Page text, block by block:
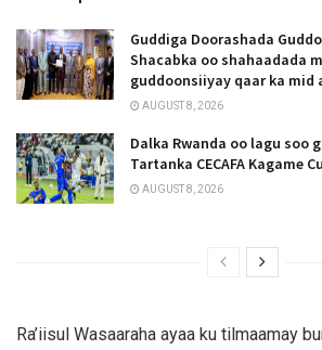
Guddiga Doorashada
Shacabka oo shahaadada
guddoonsiiyay qaar ka mid
AUGUST 8, 2026
Dalka Rwanda oo lagu soo
Tartanka CECAFA Kagame
AUGUST 8, 2026
Ra’iisul Wasaaraha ayaa ku tilmaamay